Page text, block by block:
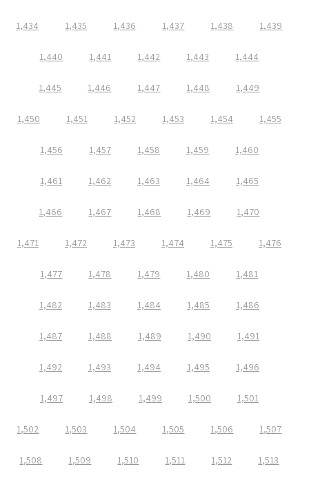
1,434 1,435 1,436 1,437 1,438 1,439
1,440 1,441 1,442 1,443 1,444
1,445 1,446 1,447 1,448 1,449
1,450 1,451 1,452 1,453 1,454 1,455
1,456 1,457 1,458 1,459 1,460
1,461 1,462 1,463 1,464 1,465
1,466 1,467 1,468 1,469 1,470
1,471 1,472 1,473 1,474 1,475 1,476
1,477 1,478 1,479 1,480 1,481
1,482 1,483 1,484 1,485 1,486
1,487 1,488 1,489 1,490 1,491
1,492 1,493 1,494 1,495 1,496
1,497 1,498 1,499 1,500 1,501
1,502 1,503 1,504 1,505 1,506 1,507
1,508 1,509 1,510 1,511 1,512 1,513